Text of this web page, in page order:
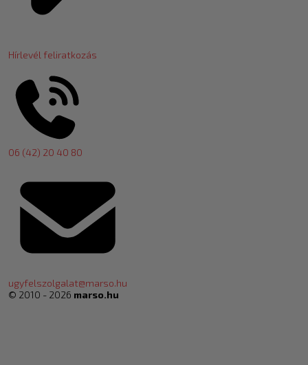
Hírlevél feliratkozás
06 (42) 20 40 80
ugyfelszolgalat@marso.hu
© 2010 - 2026 marso.hu